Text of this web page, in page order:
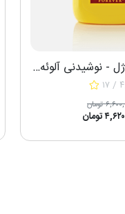
فوراور آلوئه ورا ژل - نوشیدنی آلوئه ورا فوراور
/ ۴.۳
تومان
تومان